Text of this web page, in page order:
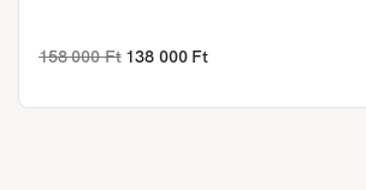
158 000 Ft 138 000 Ft